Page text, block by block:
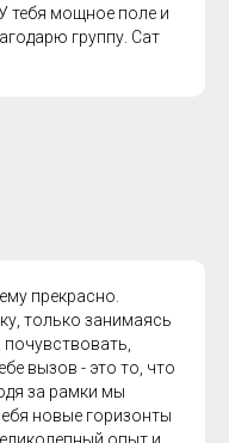
тебя мощное поле и
группу. Сат
прекрасно.
только занимаясь
вызов - это то, что
за рамки мы
новые горизонты